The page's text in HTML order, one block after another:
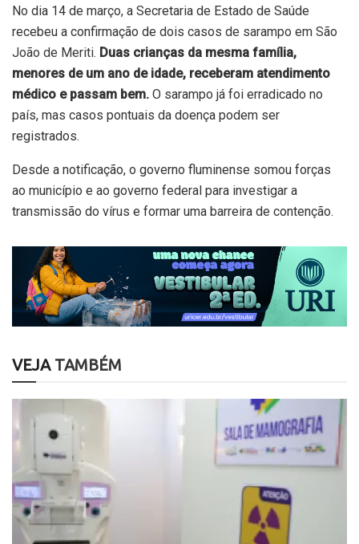
No dia 14 de março, a Secretaria de Estado de Saúde
recebeu a confirmação de dois casos de sarampo em São
João de Meriti. Duas crianças da mesma família,
menores de um ano de idade, receberam atendimento
médico e passam bem. O sarampo já foi erradicado no
país, mas casos pontuais da doença podem ser
registrados.
Desde a notificação, o governo fluminense somou forças
ao município e ao governo federal para investigar a
transmissão do vírus e formar uma barreira de contenção.
VEJATAMBÉM